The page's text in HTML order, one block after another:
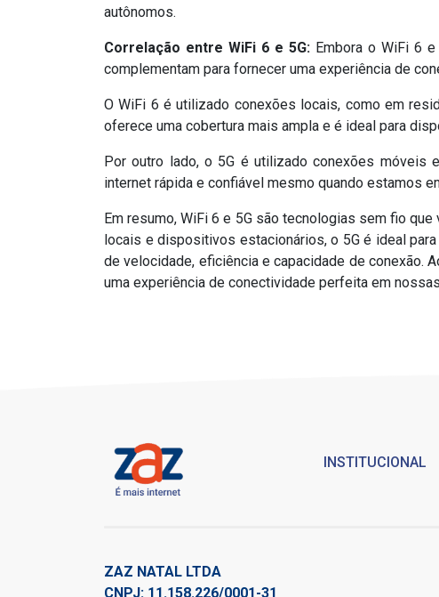
autônomos.
Correlação entre WiFi 6 e 5G:Embora o WiFi 6 e
complementam para fornecer uma experiência de
O WiFi 6 é utilizado conexões locais, como em
oferece uma cobertura mais ampla e é ideal para
Por outro lado, o 5G é utilizado conexões móveis
internet rápida e confiável mesmo quando estamos
Em resumo, WiFi 6 e 5G são tecnologias sem fio
locais e dispositivos estacionários, o 5G é ideal
de velocidade, eficiência e capacidade de conexão.
uma experiência de conectividade perfeita em
INSTITUCIONAL
ZAZ NATAL LTDA
CNPJ: 11.158.226/0001-31